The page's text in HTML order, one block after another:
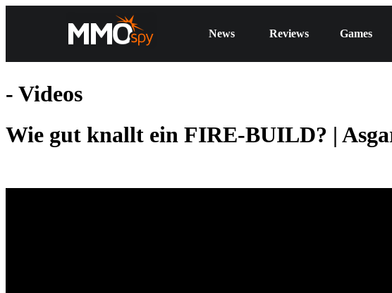
News Reviews Games
- Videos
Wie gut knallt ein FIRE-BUILD? |